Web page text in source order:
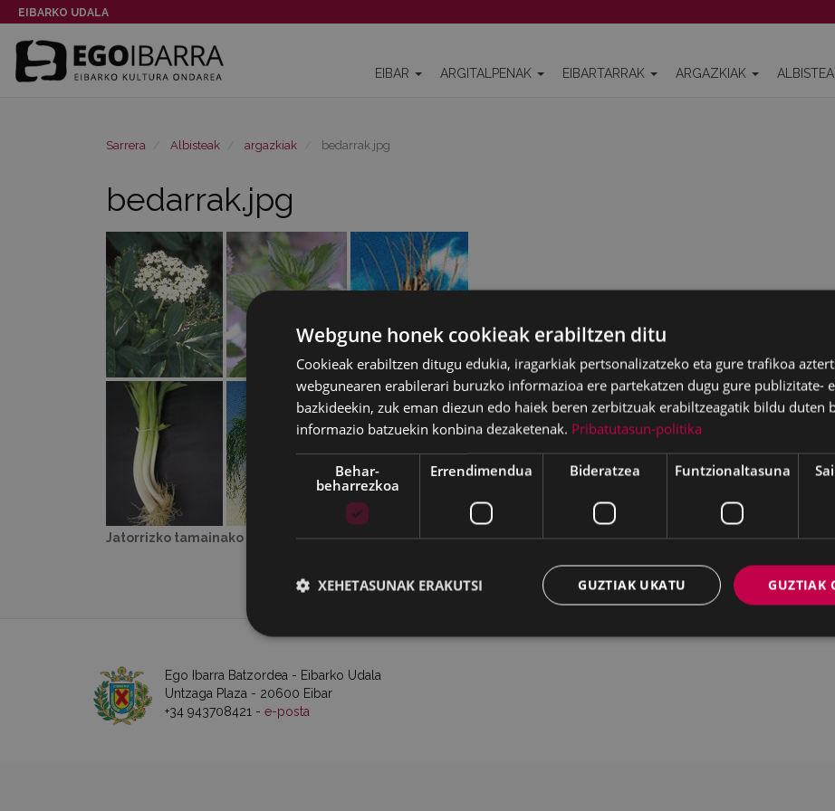
EIBARKO UDALA
EIBAR ARGITALPENAK EIBARTARRAK ARGAZKIAK
Sarrera Albisteak argazkiak bedarrak.jpg
bedarrak.jpg
Jatorrizko tamainako irudia: 120 KB| Ikusi Deskargatu
Ego Ibarra Batzordea - Eibarko Udala
Untzaga Plaza - 20600 Eibar
+34 943708421 - e-posta
Webgune honek cookieak erabiltzen ditu
Cookieak erabiltzen ditugu edukia, iragarkiak pertsonalizatzeko eta gure trafikoa
webgunearen erabilerari buruzko informazioa ere partekatzen dugu gure publizitate-
bazkideekin, zuk eman diezun edo haiek beren zerbitzuak erabiltzeagatik bildu duten
informazio batzuekin konbina dezaketenak. Pribatutasun-politika
Behar-
beharrezkoa
Errendimendua Bideratzea Funtzionaltasuna
GUZTIAK
GUZTIAK UKATU
XEHETASUNAK ERAKUTSI